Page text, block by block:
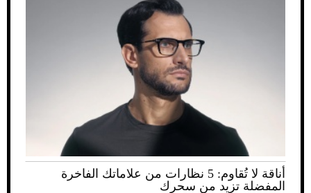
أناقة لا تُقاوم: 5 نظارات من علاماتك الفاخرة
المفضلة تزيد من سحرك